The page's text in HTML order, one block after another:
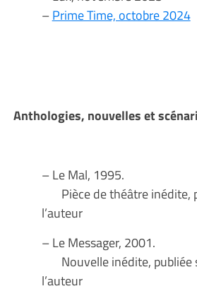
–Prime Time, octobre 2024
Anthologies, nouvelles et
– Le Mal, 1995.
Pièce de théâtre inédite,
l’auteur
– Le Messager, 2001.
Nouvelle inédite, publiée
l’auteur